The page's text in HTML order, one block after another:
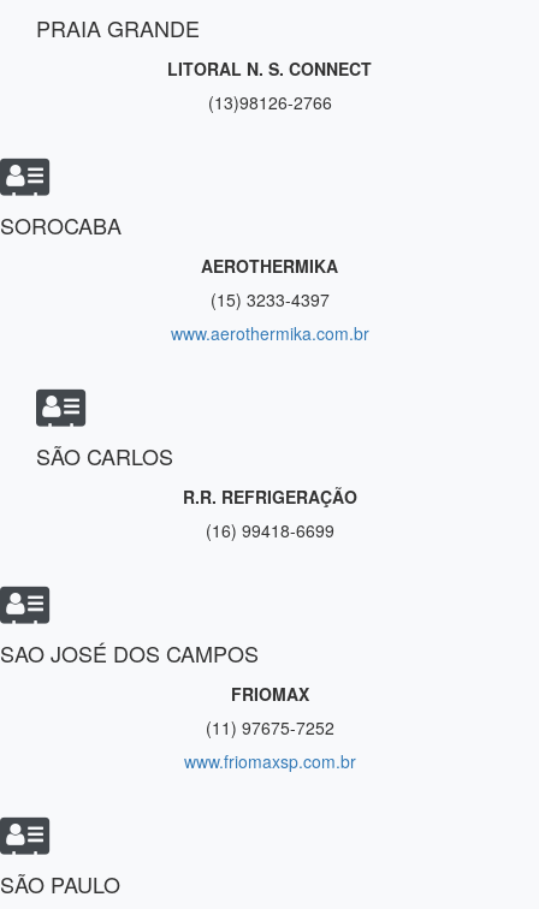
PRAIA GRANDE
LITORAL N. S. CONNECT
(13)98126-2766
SOROCABA
AEROTHERMIKA
(15) 3233-4397
www.aerothermika.com.br
SÃO CARLOS
R.R. REFRIGERAÇÃO
(16) 99418-6699
SAO JOSÉ DOS CAMPOS
FRIOMAX
(11) 97675-7252
www.friomaxsp.com.br
SÃO PAULO